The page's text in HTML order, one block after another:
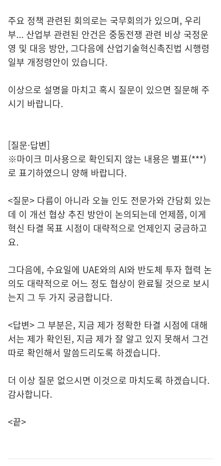
주요 정책 관련된 회의로는 국무회의가 있으며, 우리
부... 산업부 관련된 안건은 중동전쟁 관련 비상 국정운
영 및 대응 방안, 그다음에 산업기술혁신촉진법 시행령
일부 개정령안이 있습니다.
이상으로 설명을 마치고 혹시 질문이 있으면 질문해 주
시기 바랍니다.
[질문·답변]
※마이크 미사용으로 확인되지 않는 내용은 별표(***)
로 표기하였으니 양해 바랍니다.
<질문> 다름이 아니라 오늘 인도 전문가와 간담회 있는
데 이 개선 협상 추진 방안이 논의되는데 언제쯤, 이게
혁신 타결 목표 시점이 대략적으로 언제인지 궁금하고
요.
그다음에, 수요일에 UAE와의 AI와 반도체 투자 협력 논
의도 대략적으로 어느 정도 협상이 완료될 것으로 보시
는지 그 두 가지 궁금합니다.
<답변> 그 부분은, 지금 제가 정확한 타결 시점에 대해
서는 제가 확인된, 지금 제가 잘 알고 있지 못해서 그건
따로 확인해서 말씀드리도록 하겠습니다.
더 이상 질문 없으시면 이것으로 마치도록 하겠습니다.
감사합니다.
<끝>